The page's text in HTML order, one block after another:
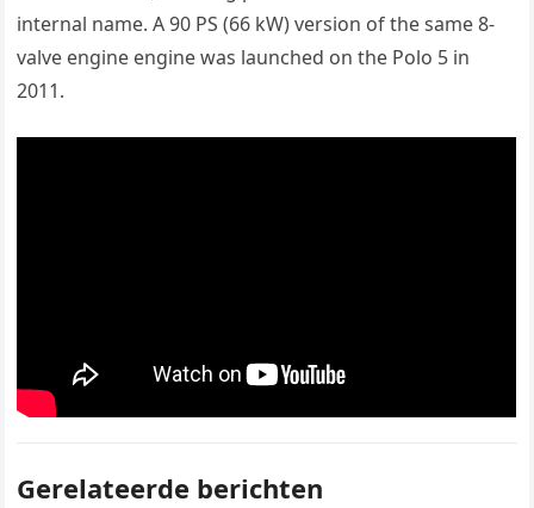
internal name. A 90 PS (66 kW) version of the same 8-
valve engine engine was launched on the Polo 5 in
2011.
Gerelateerde berichten